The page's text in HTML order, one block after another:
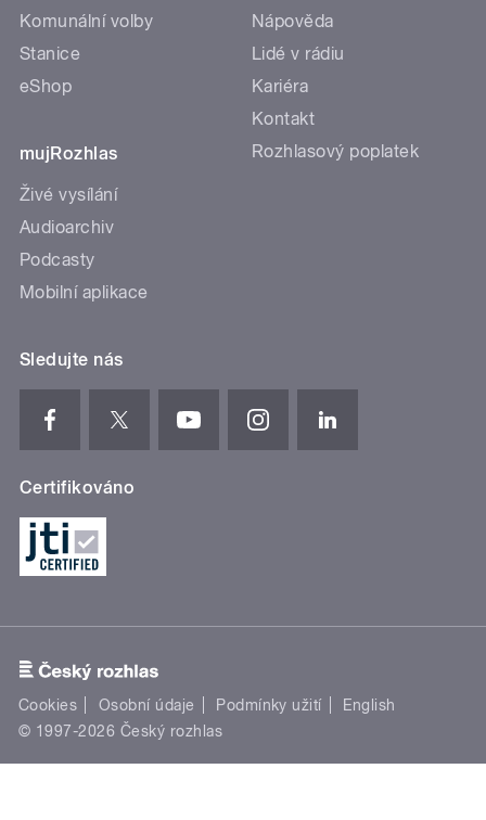
Komunální volby
Stanice
eShop
mujRozhlas
Živé vysílání
Audioarchiv
Podcasty
Mobilní aplikace
Nápověda
Lidé v rádiu
Kariéra
Kontakt
Rozhlasový poplatek
Sledujte nás
Certifikováno
Cookies Osobní údaje Podmínky užití
English
© 1997-2026 Český rozhlas